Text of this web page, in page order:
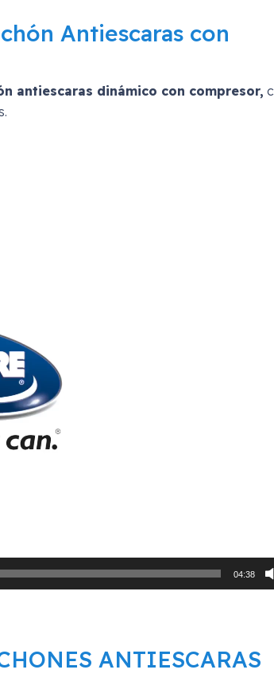
Antiescaras con
antiescaras dinámico con compresor,
04:38
ANTIESCARAS